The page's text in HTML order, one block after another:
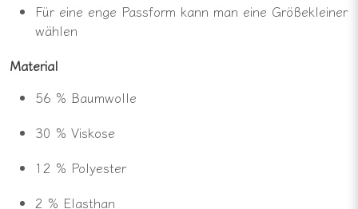
Für eine enge Passform kann man eine Größekleiner
wählen
Material
56 % Baumwolle
30 % Viskose
12 % Polyester
2 % Elasthan